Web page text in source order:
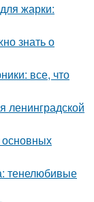
жарки:
знать о
все, что
ленинградской
тенелюбивые